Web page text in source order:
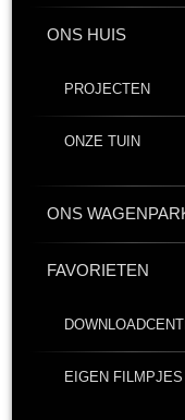
ONS HUIS
PROJECTEN
ONZE TUIN
ONS
FAVORIETEN
EIGEN FILMPJES